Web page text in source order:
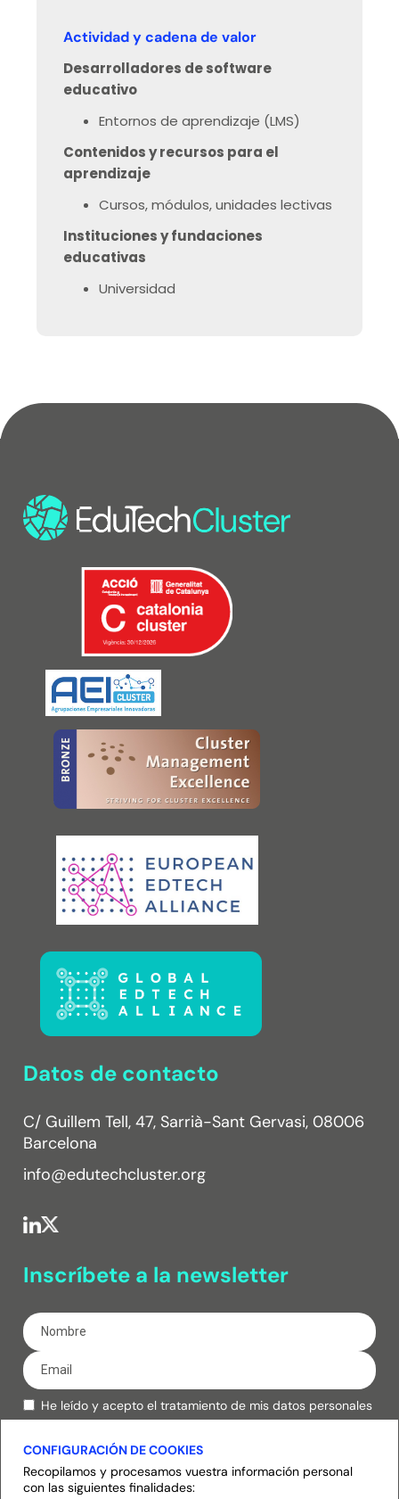
Actividad y cadena de valor
Desarrolladores de software
educativo
Entornos de aprendizaje (LMS)
Contenidos y recursos para el
aprendizaje
Cursos, módulos, unidades lectivas
Instituciones y fundaciones
educativas
Universidad
Datos de contacto
C/ Guillem Tell, 47, Sarrià-Sant Gervasi, 08006
Barcelona
info@edutechcluster.org
Inscríbete a la newsletter
He leído y acepto el tratamiento de mis datos personales
de acuerdo con lapolítica de privacidad.
CONFIGURACIÓN DE COOKIES
Recopilamos y procesamos vuestra información personal
con las siguientes finalidades: